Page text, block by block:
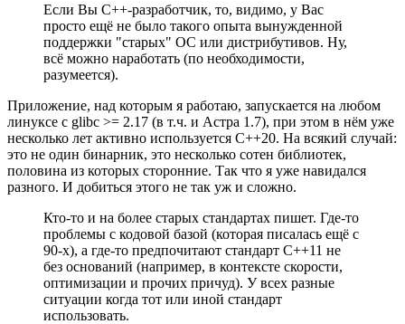
Если Вы C++-разработчик, то, видимо, у Вас
просто ещё не было такого опыта вынужденной
поддержки "старых" ОС или дистрибутивов. Ну,
всё можно наработать (по необходимости,
разумеется).
Приложение, над которым я работаю, запускается на любом
линуксе с glibc >= 2.17 (в т.ч. и Астра 1.7), при этом в нём уже
несколько лет активно используется C++20. На всякий случай:
это не один бинарник, это несколько сотен библиотек,
половина из которых сторонние. Так что я уже навидался
разного. И добиться этого не так уж и сложно.
Кто-то и на более старых стандартах пишет. Где-то
проблемы с кодовой базой (которая писалась ещё с
90-х), а где-то предпочитают стандарт C++11 не
без оснований (например, в контексте скорости,
оптимизации и прочих причуд). У всех разные
ситуации когда тот или иной стандарт
использовать.